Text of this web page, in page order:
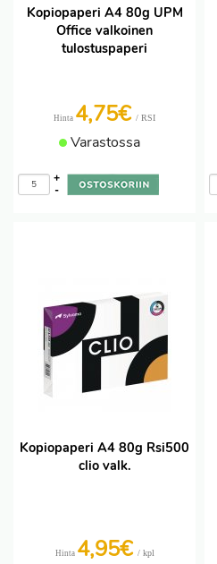
Kopiopaperi A4 80g UPM
Office valkoinen
tulostuspaperi
Hinta 4,75€ / RSI
Varastossa
-
+
Kopiopaperi A4 80g Rsi500
clio valk.
Hinta 4,95€ / kpl